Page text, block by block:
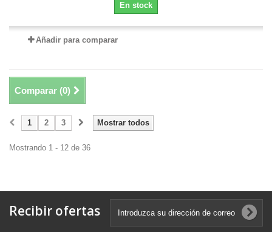
En stock
Añadir para comparar
Comparar (0)
Mostrar todos
1 2 3
Mostrando 1 - 12 de 36
Recibir ofertas